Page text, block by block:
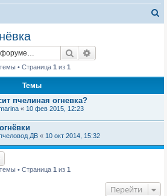
Поиск
• Страница 1 из 1
Темы
пчелиная огневка?
« 10 фев 2015, 12:23
ДВ « 10 окт 2014, 15:32
• Страница 1 из 1
Перейти